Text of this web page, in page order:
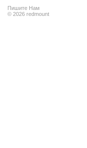
Пишите Нам
© 2026 redmount